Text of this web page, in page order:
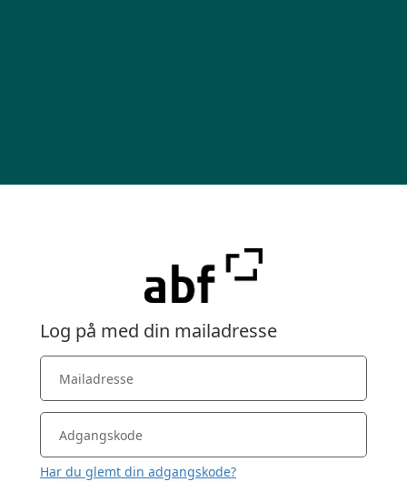
Log på med din mailadresse
Har du glemt din adgangskode?